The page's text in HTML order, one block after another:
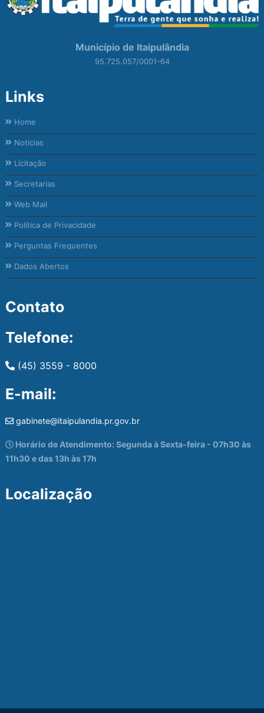
Município de Itaipulândia
95.725.057/0001-64
Links
Home
Notícias
Licitação
Secretarias
Web Mail
Política de Privacidade
Perguntas Frequentes
Dados Abertos
Contato
Telefone:
(45) 3559 - 8000
E-mail:
gabinete@itaipulandia.pr.gov.br
Horário de Atendimento: Segunda à Sexta-feira - 07h30 às
11h30 e das 13h às 17h
Localização